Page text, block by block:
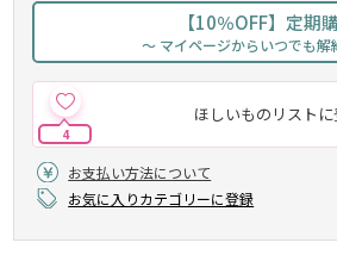
【10％OFF】定期
～ マイページからいつでも解
ほしいものリスト
4
お支払い方法について
お気に入りカテゴリーに登録